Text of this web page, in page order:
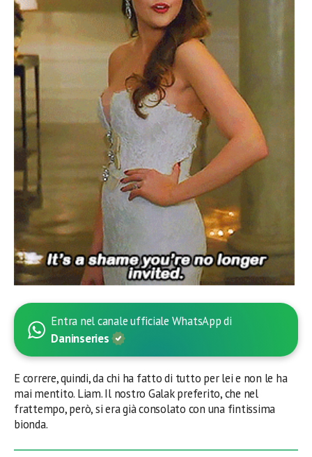
Entra nel canale ufficiale WhatsApp di
Daninseries
E correre, quindi, da chi ha fatto di tutto per lei e non le ha
mai mentito. Liam. Il nostro Galak preferito, che nel
frattempo, però, si era già consolato con una fintissima
bionda.